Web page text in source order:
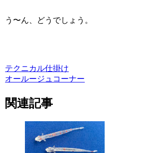
う〜ん、どうでしょう。
テクニカル仕掛け
オールージュコーナー
関連記事